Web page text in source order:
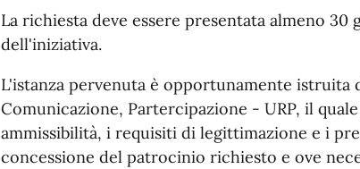
La richiesta deve essere presentata almeno
dell'iniziativa.
L'istanza pervenuta è opportunamente istruita
Comunicazione, Partercipazione - URP, il
ammissibilità, i requisiti di legittimazione e i
concessione del patrocinio richiesto e ove